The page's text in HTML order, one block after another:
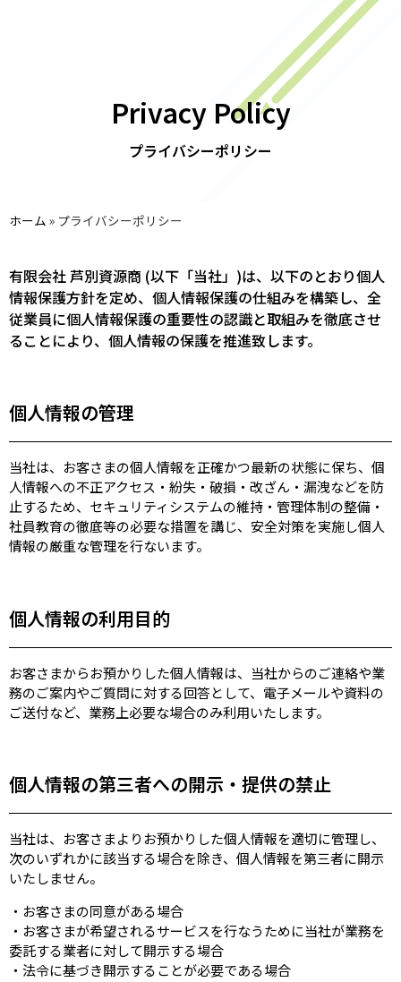
Privacy Policy
プライバシーポリシー
ホーム » プライバシーポリシー
有限会社 芦別資源商 (以下「当社」)は、以下のとおり個人
情報保護方針を定め、個人情報保護の仕組みを構築し、全
従業員に個人情報保護の重要性の認識と取組みを徹底させ
ることにより、個人情報の保護を推進致します。
個人情報の管理
当社は、お客さまの個人情報を正確かつ最新の状態に保ち、個
人情報への不正アクセス・紛失・破損・改ざん・漏洩などを防
止するため、セキュリティシステムの維持・管理体制の整備・
社員教育の徹底等の必要な措置を講じ、安全対策を実施し個人
情報の厳重な管理を行ないます。
個人情報の利用目的
お客さまからお預かりした個人情報は、当社からのご連絡や業
務のご案内やご質問に対する回答として、電子メールや資料の
ご送付など、業務上必要な場合のみ利用いたします。
個人情報の第三者への開示・提供の禁止
当社は、お客さまよりお預かりした個人情報を適切に管理し、
次のいずれかに該当する場合を除き、個人情報を第三者に開示
いたしません。
・お客さまの同意がある場合
・お客さまが希望されるサービスを行なうために当社が業務を
委託する業者に対して開示する場合
・法令に基づき開示することが必要である場合